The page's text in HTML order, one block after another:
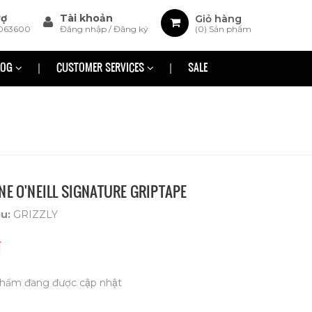
Giỏ hàng
(0) Sản phẩm
Tài khoản
Đăng nhập /Đăng ký
CUSTOMER SERVICES SALE
O'NEILL SIGNATURE GRIPTAPE
GRIZZLY
đang được cập nhật